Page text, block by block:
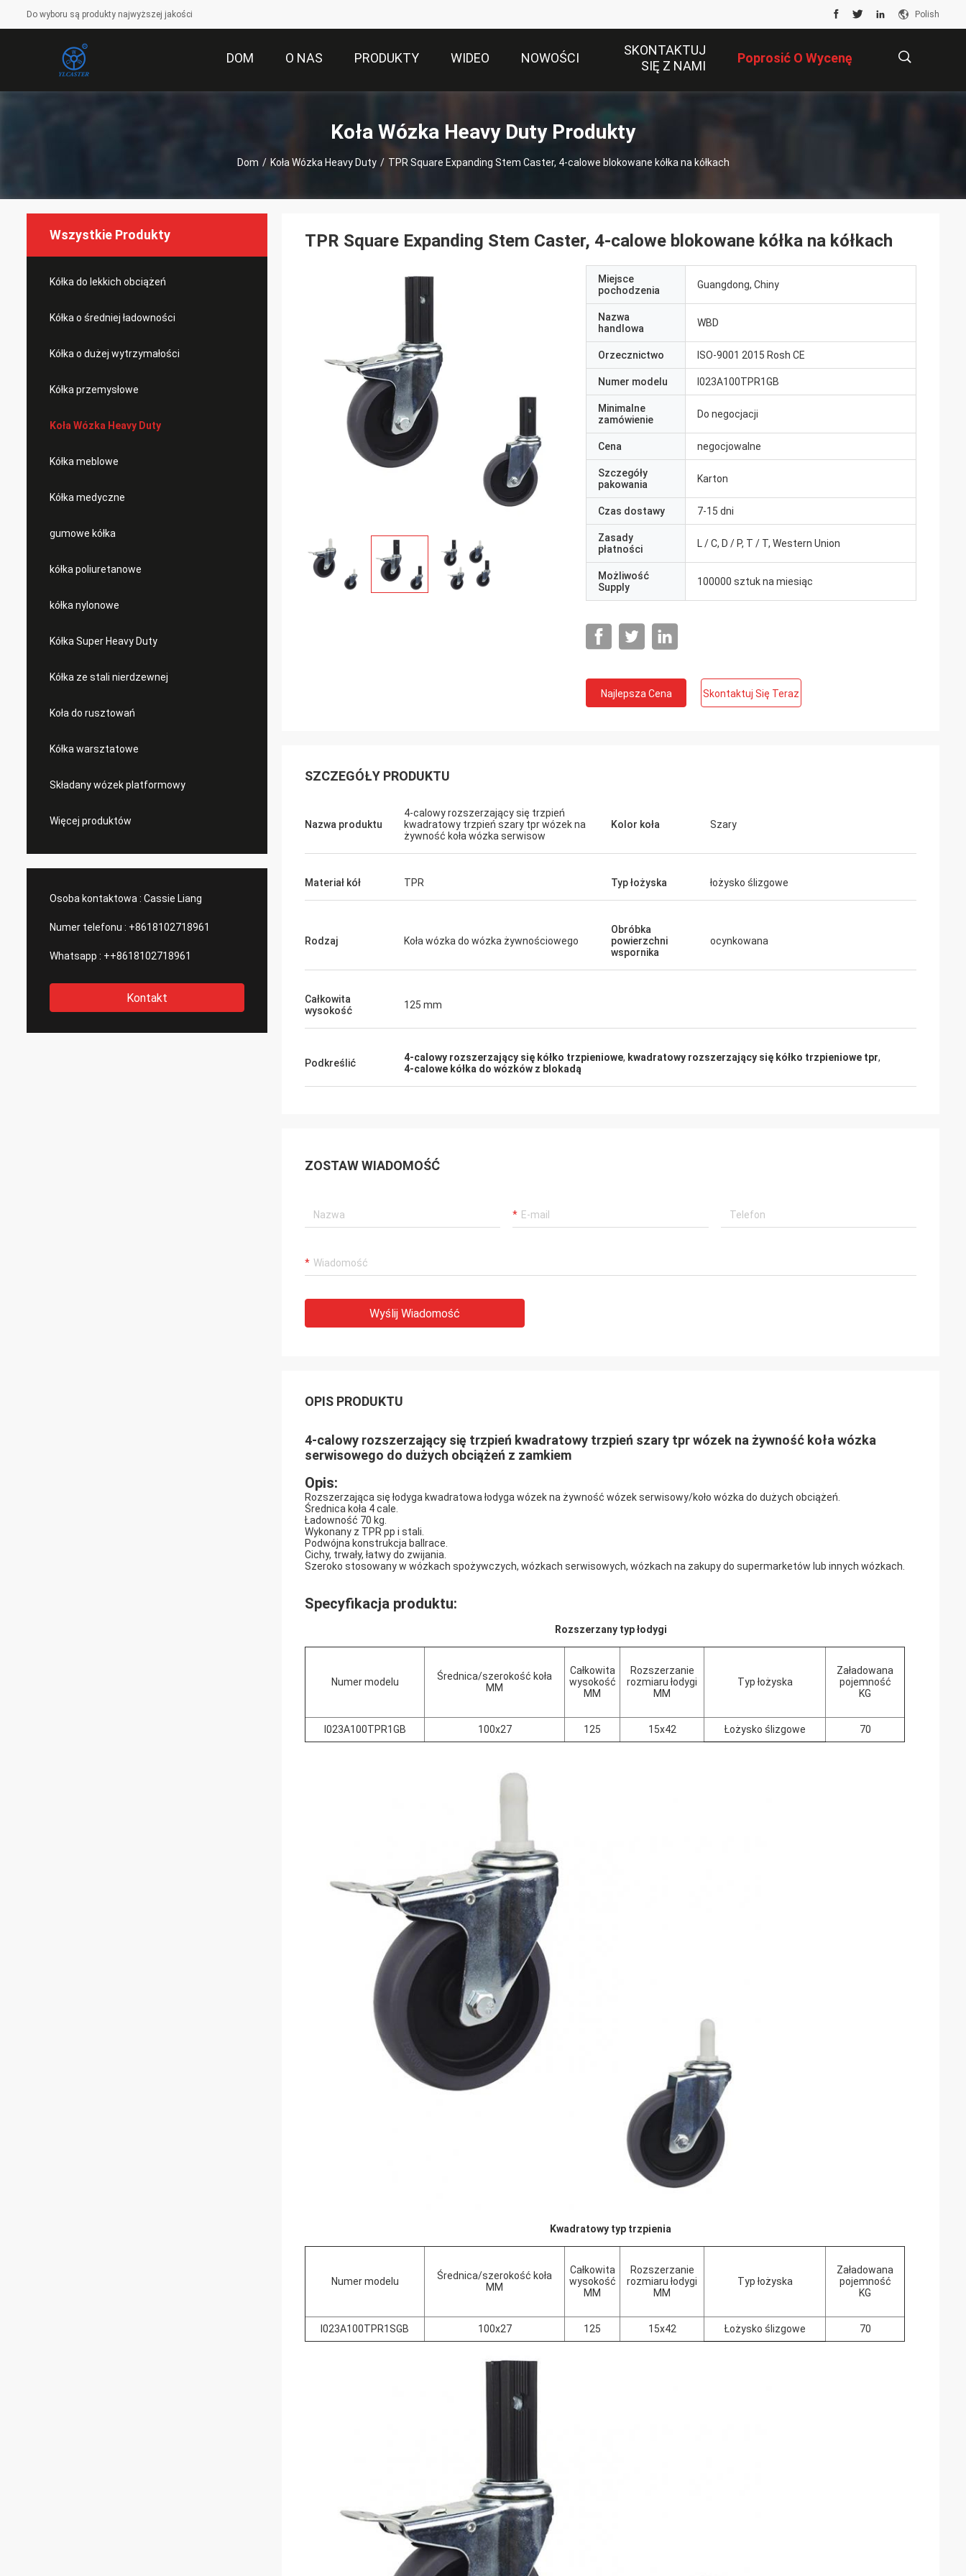
Do wyboru są produkty najwyższej jakości Polish
DOM O NAS PRODUKTY WIDEO NOWOŚCI
SKONTAKTUJ
SIĘ Z NAMI
Poprosić O Wycenę
Koła Wózka Heavy Duty Produkty
Dom / Koła Wózka Heavy Duty / TPR Square Expanding Stem Caster, 4-calowe blokowane kółka na kółkach
Wszystkie Produkty
Kółka do lekkich obciążeń
Kółka o średniej ładowności
Kółka o dużej wytrzymałości
Kółka przemysłowe
Koła Wózka Heavy Duty
Kółka meblowe
Kółka medyczne
gumowe kółka
kółka poliuretanowe
kółka nylonowe
Kółka Super Heavy Duty
Kółka ze stali nierdzewnej
Koła do rusztowań
Kółka warsztatowe
Składany wózek platformowy
Więcej produktów
Osoba kontaktowa : Cassie Liang
Numer telefonu : +8618102718961
Whatsapp : ++8618102718961
Kontakt
TPR Square Expanding Stem Caster, 4-calowe blokowane kółka na kółkach
Miejsce
pochodzenia
Guangdong, Chiny
Nazwa
handlowa
WBD
Orzecznictwo ISO-9001 2015 Rosh CE
Numer modelu I023A100TPR1GB
Minimalne
zamówienie
Do negocjacji
Cena negocjowalne
Szczegóły
pakowania
Karton
Czas dostawy 7-15 dni
Zasady
płatności
L / C, D / P, T / T, Western Union
Możliwość
Supply
100000 sztuk na miesiąc
Najlepsza Cena Skontaktuj Się Teraz
SZCZEGÓŁY PRODUKTU
Nazwa produktu
4-calowy rozszerzający się trzpień
kwadratowy trzpień szary tpr wózek na
żywność koła wózka serwisow
Kolor koła Szary
Materiał kół TPR Typ łożyska łożysko ślizgowe
Rodzaj Koła wózka do wózka żywnościowego
Obróbka
powierzchni
wspornika
ocynkowana
Całkowita
wysokość
125 mm
Podkreślić 4-calowy rozszerzający się kółko trzpieniowe, kwadratowy rozszerzający się kółko trzpieniowe tpr,
4-calowe kółka do wózków z blokadą
ZOSTAW WIADOMOŚĆ
Wyślij Wiadomość
OPIS PRODUKTU
4-calowy rozszerzający się trzpień kwadratowy trzpień szary tpr wózek na żywność koła wózka
serwisowego do dużych obciążeń z zamkiem
Opis:
Rozszerzająca się łodyga kwadratowa łodyga wózek na żywność wózek serwisowy/koło wózka do dużych obciążeń.
Średnica koła 4 cale.
Ładowność 70 kg.
Wykonany z TPR pp i stali.
Podwójna konstrukcja ballrace.
Cichy, trwały, łatwy do zwijania.
Szeroko stosowany w wózkach spożywczych, wózkach serwisowych, wózkach na zakupy do supermarketów lub innych wózkach.
Specyfikacja produktu:
Rozszerzany typ łodygi
Numer modelu
Średnica/szerokość koła
MM
Całkowita
wysokość
MM
Rozszerzanie
rozmiaru łodygi
MM
Typ łożyska
Załadowana
pojemność
KG
I023A100TPR1GB 100x27 125 15x42 Łożysko ślizgowe 70
Kwadratowy typ trzpienia
Numer modelu
Średnica/szerokość koła
MM
Całkowita
wysokość
MM
Rozszerzanie
rozmiaru łodygi
MM
Typ łożyska
Załadowana
pojemność
KG
I023A100TPR1SGB 100x27 125 15x42 Łożysko ślizgowe 70